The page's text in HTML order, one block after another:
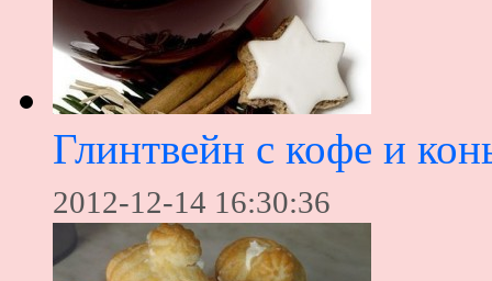
Глинтвейн с кофе и
2012-12-14 16:30:36